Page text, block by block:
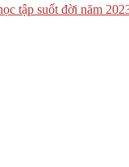
tập suốt đời năm